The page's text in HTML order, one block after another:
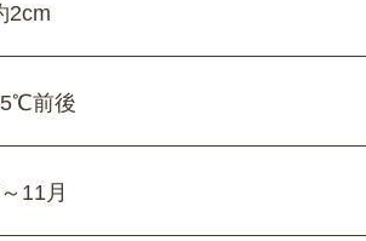
2cm
前後
11月